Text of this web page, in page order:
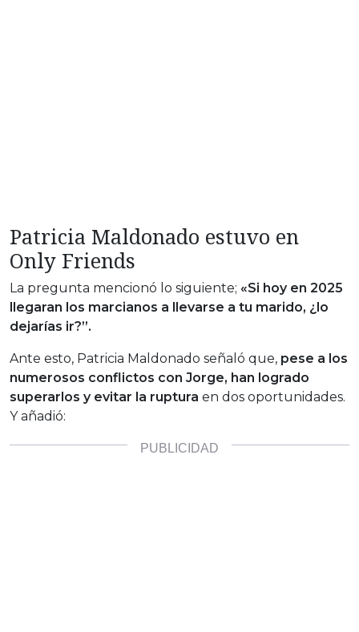
Patricia Maldonado estuvo en
Only Friends
La pregunta mencionó lo siguiente; «Si hoy en 2025
llegaran los marcianos a llevarse a tu marido, ¿lo
dejarías ir?”.
Ante esto, Patricia Maldonado señaló que, pese a los
numerosos conflictos con Jorge, han logrado
superarlos y evitar la ruptura en dos oportunidades.
Y añadió: